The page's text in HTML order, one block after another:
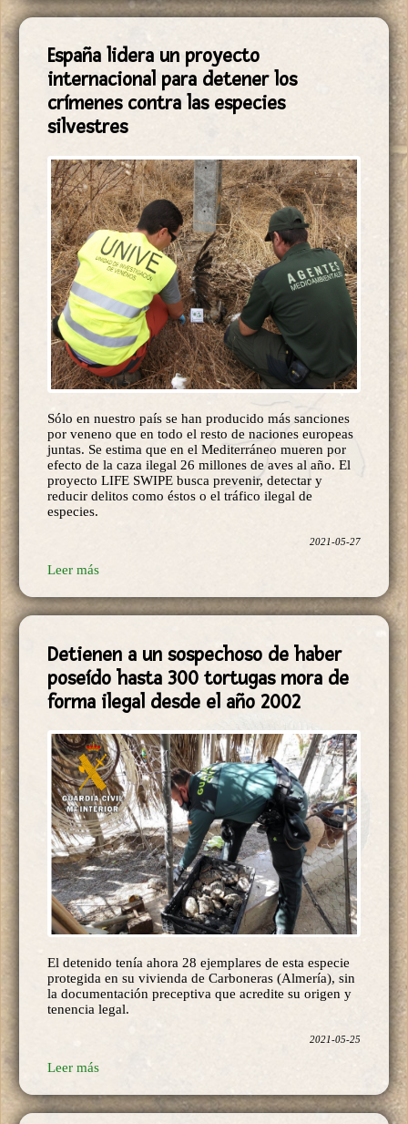
internacional para detener los
crímenes contra las especies
silvestres
Sólo en nuestro país se han producido más sanciones
por veneno que en todo el resto de naciones europeas
juntas. Se estima que en el Mediterráneo mueren por
efecto de la caza ilegal 26 millones de aves al año. El
proyecto LIFE SWIPE busca prevenir, detectar y
reducir delitos como éstos o el tráfico ilegal de
especies.
poseído hasta 300 tortugas mora de
forma ilegal desde el año 2002
El detenido tenía ahora 28 ejemplares de esta especie
protegida en su vivienda de Carboneras (Almería), sin
la documentación preceptiva que acredite su origen y
tenencia legal.